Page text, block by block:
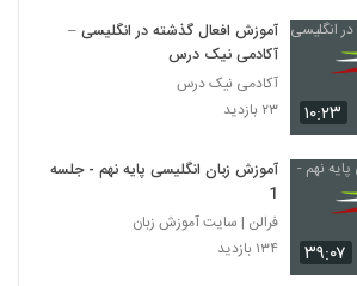
۱۰:۲۳
آموزش افعال گذشته در انگلیسی –
آکادمی نیک درس
آکادمی نیک درس
۲۳ بازدید
۳۹:۰۷
آموزش زبان انگلیسی پایه نهم - جلسه
1
فرالن | سایت آموزش زبان
۱۳۴ بازدید